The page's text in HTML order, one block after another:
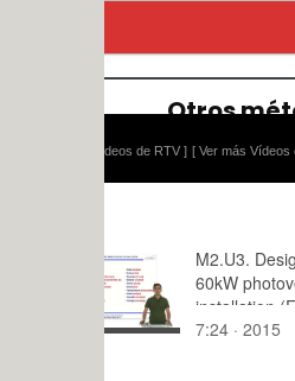
[ Ver más Vídeos didácticos ]
M2.U3. Design of a
60kW photovoltaic
installation (Example
2). English Grammar /
7:24 · 2015